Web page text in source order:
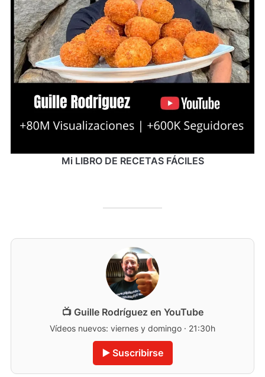
Mi LIBRO DE RECETAS FÁCILES
📺 Guille Rodríguez en YouTube
Vídeos nuevos: viernes y domingo · 21:30h
▶️ Suscribirse